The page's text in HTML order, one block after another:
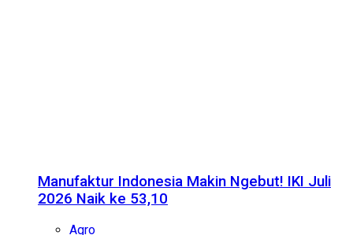
Manufaktur Indonesia Makin Ngebut! IKI Juli
2026 Naik ke 53,10
Agro